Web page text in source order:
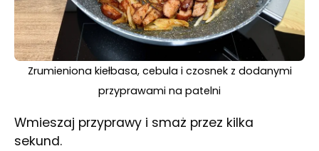
Zrumieniona kiełbasa, cebula i czosnek z dodanymi
przyprawami na patelni
Wmieszaj przyprawy i smaż przez kilka
sekund.